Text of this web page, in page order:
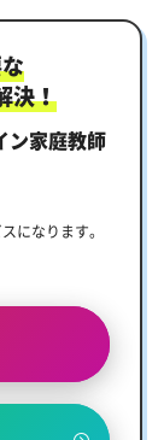
決！
ン家庭教師
になります。